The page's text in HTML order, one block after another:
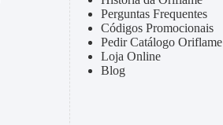
Perguntas Frequentes
Códigos Promocionais
Pedir Catálogo Oriflame
Loja Online
Blog